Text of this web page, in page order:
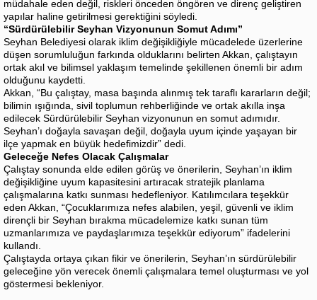
müdahale eden değil, riskleri önceden öngören ve direnç geliştiren
yapılar haline getirilmesi gerektiğini söyledi.
“Sürdürülebilir Seyhan Vizyonunun Somut Adımı”
Seyhan Belediyesi olarak iklim değişikliğiyle mücadelede üzerlerine
düşen sorumluluğun farkında olduklarını belirten Akkan, çalıştayın
ortak akıl ve bilimsel yaklaşım temelinde şekillenen önemli bir adım
olduğunu kaydetti.
Akkan, “Bu çalıştay, masa başında alınmış tek taraflı kararların değil;
bilimin ışığında, sivil toplumun rehberliğinde ve ortak akılla inşa
edilecek Sürdürülebilir Seyhan vizyonunun en somut adımıdır.
Seyhan’ı doğayla savaşan değil, doğayla uyum içinde yaşayan bir
ilçe yapmak en büyük hedefimizdir” dedi.
Geleceğe Nefes Olacak Çalışmalar
Çalıştay sonunda elde edilen görüş ve önerilerin, Seyhan’ın iklim
değişikliğine uyum kapasitesini artıracak stratejik planlama
çalışmalarına katkı sunması hedefleniyor. Katılımcılara teşekkür
eden Akkan, “Çocuklarımıza nefes alabilen, yeşil, güvenli ve iklim
dirençli bir Seyhan bırakma mücadelemize katkı sunan tüm
uzmanlarımıza ve paydaşlarımıza teşekkür ediyorum” ifadelerini
kullandı.
Çalıştayda ortaya çıkan fikir ve önerilerin, Seyhan’ın sürdürülebilir
geleceğine yön verecek önemli çalışmalara temel oluşturması ve yol
göstermesi bekleniyor.